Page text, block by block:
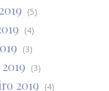
(5)
(4)
(3)
(3)
2019 (4)